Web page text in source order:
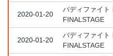
2020-01-20
バディファイト
FINALSTAGE
2020-01-20
バディファイト
FINALSTAGE